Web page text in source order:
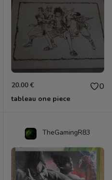
20.00 € 0
tableau one piece
TheGamingR83